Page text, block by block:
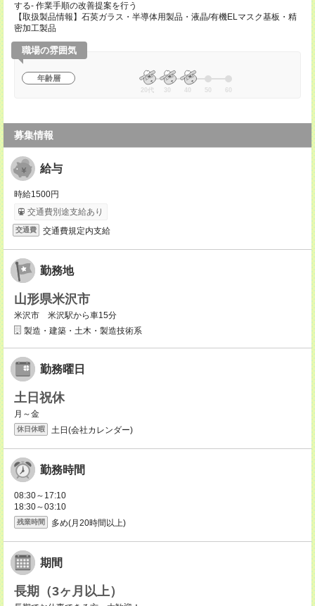
する- 作業手順の改善提案を行う
【取扱製品情報】石英ガラス・半導体用製品・液晶/有機ELマスク基板・精
密加工製品
職場の雰囲気
年齢層
20代 30 40 50 60
募集情報
給与
時給1500円
交通費別途支給あり
交通費 交通費規定内支給
勤務地
山形県米沢市
米沢市 米沢駅から車15分
製造・建築・土木・製造技術系
勤務曜日
土日祝休
月～金
休日休暇 土日(会社カレンダー)
勤務時間
08:30～17:10
18:30～03:10
残業時間 多め(月20時間以上)
期間
長期（3ヶ月以上）